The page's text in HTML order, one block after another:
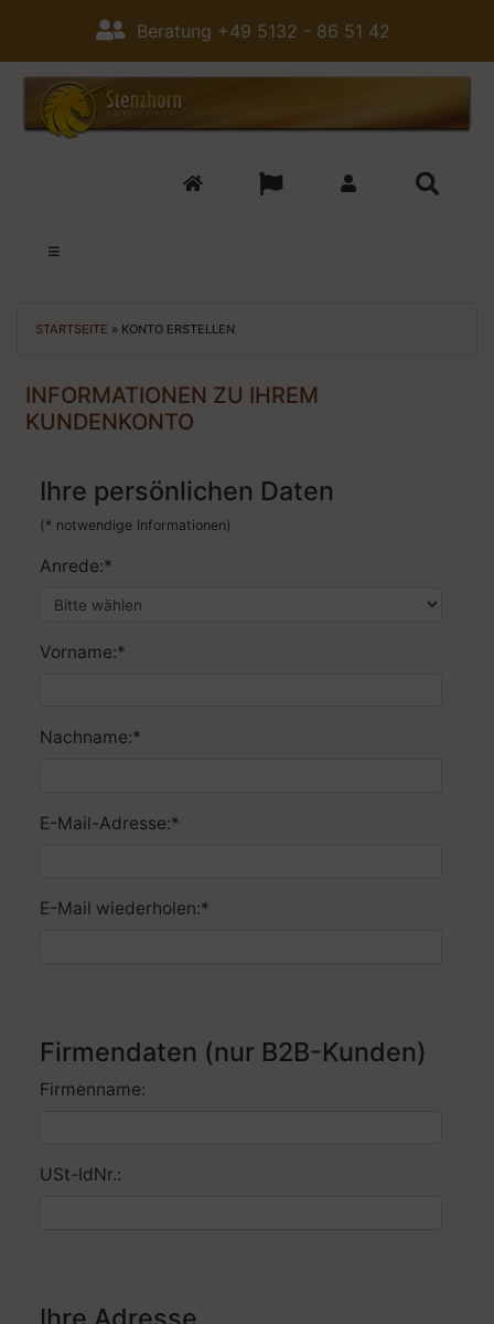
Beratung +49 5132 - 86 51 42
STARTSEITE » KONTO ERSTELLEN
INFORMATIONEN ZU IHREM
KUNDENKONTO
Ihre persönlichen Daten
(* notwendige Informationen)
Anrede:*
Vorname:*
Nachname:*
E-Mail-Adresse:*
E-Mail wiederholen:*
Firmendaten (nur B2B-Kunden)
Firmenname:
USt-IdNr.: